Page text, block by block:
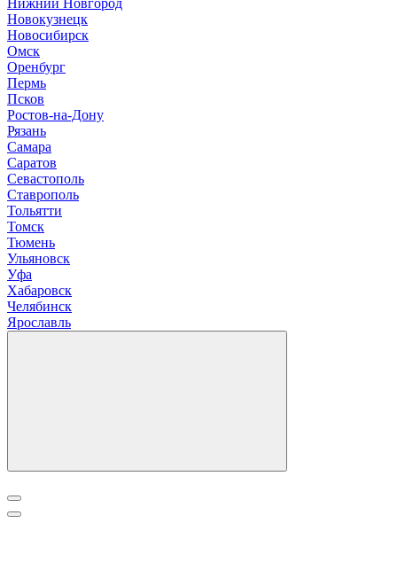
Новокузнецк
Новосибирск
Омск
Оренбург
Пермь
Псков
Ростов-на-Дону
Рязань
Самара
Саратов
Севастополь
Ставрополь
Тольятти
Томск
Тюмень
Ульяновск
Уфа
Хабаровск
Челябинск
Ярославль